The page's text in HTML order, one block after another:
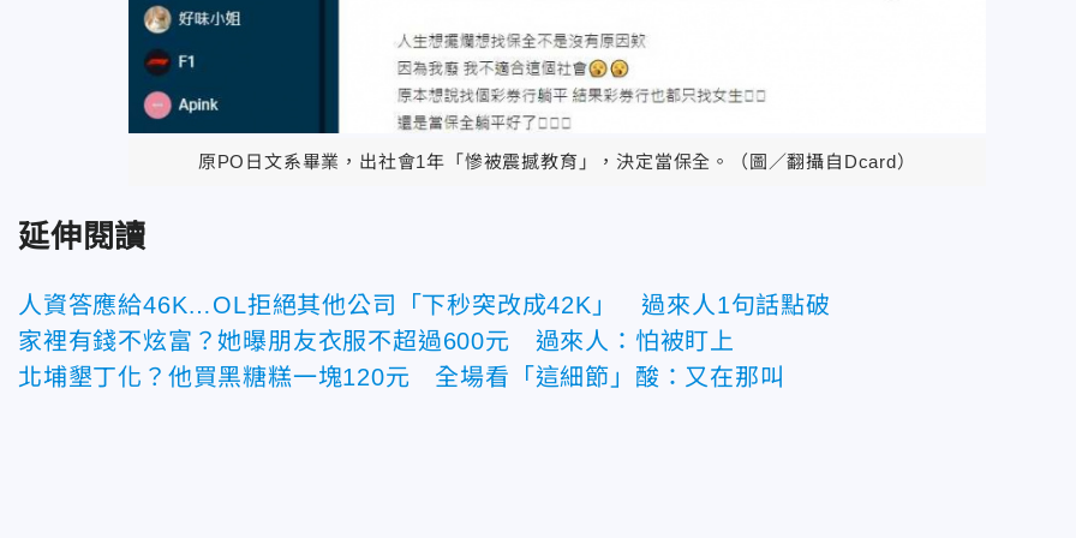
原PO日文系畢業，出社會1年「慘被震撼教育」，決定當保全。（圖／翻攝自Dcard）
延伸閱讀
人資答應給46K…OL拒絕其他公司「下秒突改成42K」 過來人1句話點破
家裡有錢不炫富？她曝朋友衣服不超過600元 過來人：怕被盯上
北埔墾丁化？他買黑糖糕一塊120元 全場看「這細節」酸：又在那叫